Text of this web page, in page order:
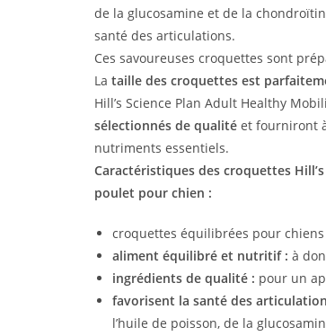
de la glucosamine et de la
santé des articulations.
Ces savoureuses croquettes sont
La taille des croquettes est
Hill’s Science Plan Adult Healthy
sélectionnés de qualité et fourniront
nutriments essentiels.
Caractéristiques des croquettes
poulet pour chien :
croquettes équilibrées pour
aliment équilibré et nutritif : à
ingrédients de qualité : pour un
favorisent la santé des
l’huile de poisson, de la